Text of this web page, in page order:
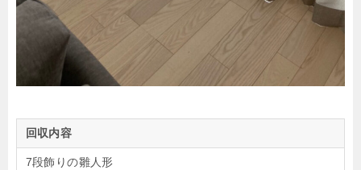
回収内容
7段飾りの雛人形